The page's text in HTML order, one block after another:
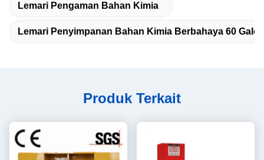
Lemari Pengaman Bahan Kimia
Lemari Penyimpanan Bahan Kimia Berbahaya 60
Produk Terkait